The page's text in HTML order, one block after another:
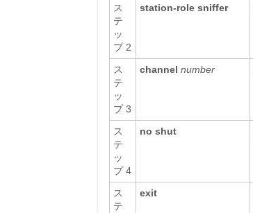
ス
テ
ッ
プ 2
station-role sniffer
ス
テ
ッ
プ 3
channel number
ス
テ
ッ
プ 4
no shut
ス
テ
exit